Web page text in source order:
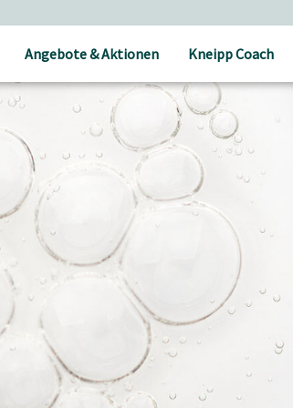
Angebote & Aktionen Kneipp Coach